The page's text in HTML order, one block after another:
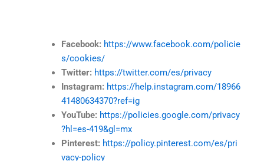
Facebook: https://www.facebook.com/policie
s/cookies/
Twitter: https://twitter.com/es/privacy
Instagram: https://help.instagram.com/18966
41480634370?ref=ig
YouTube: https://policies.google.com/privacy
?hl=es-419&gl=mx
Pinterest: https://policy.pinterest.com/es/pri
vacy-policy